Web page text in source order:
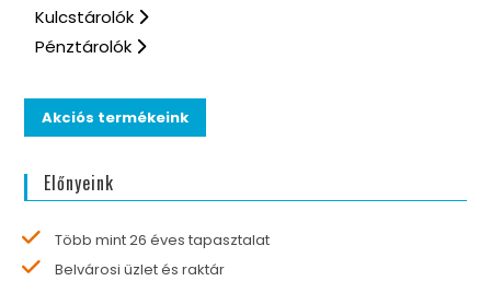
Kulcstárolók
Pénztárolók
Akciós termékeink
Előnyeink
Több mint 26 éves tapasztalat
Belvárosi üzlet és raktár